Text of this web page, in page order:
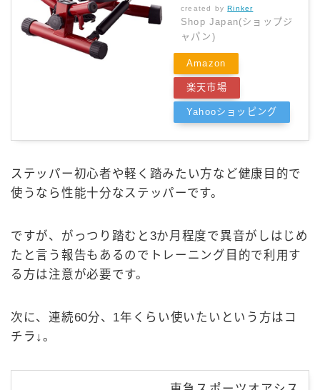
created byRinker
Shop Japan(ショップジ
ャパン)
Amazon
楽天市場
Yahooショッピング
ステッパー初心者や軽く踏みたい方など健康目的で
使うなら性能十分なステッパーです。
ですが、がっつり踏むと3か月程度で異音がしはじめ
たと言う報告もあるのでトレーニング目的で利用す
る方は注意が必要です。
次に、連続60分、1年くらい使いたいという方はコ
チラ↓。